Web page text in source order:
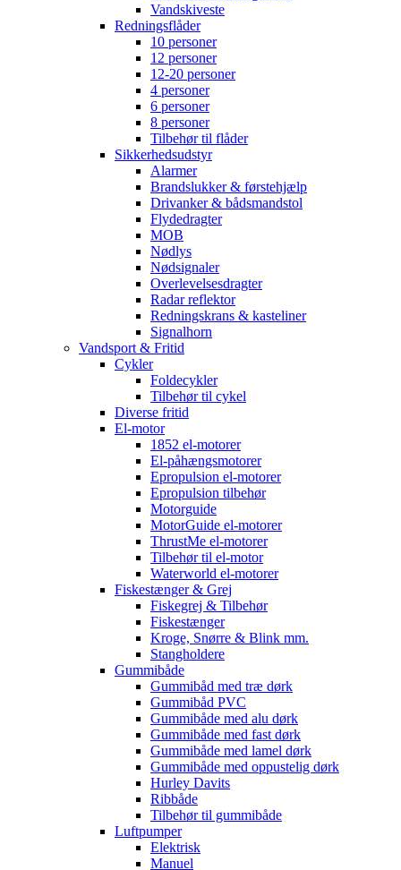
Vandskiveste
Redningsflåder
10 personer
12 personer
12-20 personer
4 personer
6 personer
8 personer
Tilbehør til flåder
Sikkerhedsudstyr
Alarmer
Brandslukker & førstehjælp
Drivanker & bådsmandstol
Flydedragter
MOB
Nødlys
Nødsignaler
Overlevelsesdragter
Radar reflektor
Redningskrans & kasteliner
Signalhorn
Vandsport & Fritid
Cykler
Foldecykler
Tilbehør til cykel
Diverse fritid
El-motor
1852 el-motorer
El-påhængsmotorer
Epropulsion el-motorer
Epropulsion tilbehør
Motorguide
MotorGuide el-motorer
ThrustMe el-motorer
Tilbehør til el-motor
Waterworld el-motorer
Fiskestænger & Grej
Fiskegrej & Tilbehør
Fiskestænger
Kroge, Snørre & Blink mm.
Stangholdere
Gummibåde
Gummibåd med træ dørk
Gummibåd PVC
Gummibåde med alu dørk
Gummibåde med fast dørk
Gummibåde med lamel dørk
Gummibåde med oppustelig dørk
Hurley Davits
Ribbåde
Tilbehør til gummibåde
Luftpumper
Elektrisk
Manuel